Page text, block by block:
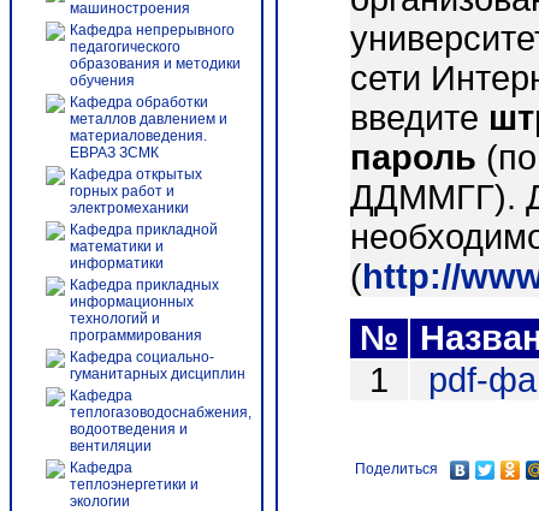
машиностроения
Кафедра непрерывного
педагогического
образования и методики
обучения
Кафедра обработки
металлов давлением и
материаловедения.
ЕВРАЗ ЗСМК
Кафедра открытых
горных работ и
электромеханики
Кафедра прикладной
математики и
информатики
Кафедра прикладных
информационных
технологий и
программирования
Кафедра социально-
гуманитарных дисциплин
Кафедра
теплогазоводоснабжения,
водоотведения и
вентиляции
Кафедра
теплоэнергетики и
экологии
сети
введите
пароль
ДДММГГ).
(http://
№
1
pdf-
Поделиться